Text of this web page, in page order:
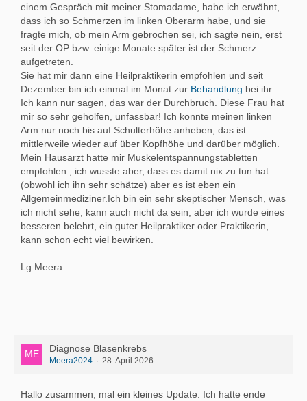
einem Gespräch mit meiner Stomadame, habe ich erwähnt,
dass ich so Schmerzen im linken Oberarm habe, und sie
fragte mich, ob mein Arm gebrochen sei, ich sagte nein, erst
seit der OP bzw. einige Monate später ist der Schmerz
aufgetreten.
Sie hat mir dann eine Heilpraktikerin empfohlen und seit
Dezember bin ich einmal im Monat zur Behandlung bei ihr.
Ich kann nur sagen, das war der Durchbruch. Diese Frau hat
mir so sehr geholfen, unfassbar! Ich konnte meinen linken
Arm nur noch bis auf Schulterhöhe anheben, das ist
mittlerweile wieder auf über Kopfhöhe und darüber möglich.
Mein Hausarzt hatte mir Muskelentspannungstabletten
empfohlen , ich wusste aber, dass es damit nix zu tun hat
(obwohl ich ihn sehr schätze) aber es ist eben ein
Allgemeinmediziner.Ich bin ein sehr skeptischer Mensch, was
ich nicht sehe, kann auch nicht da sein, aber ich wurde eines
besseren belehrt, ein guter Heilpraktiker oder Praktikerin,
kann schon echt viel bewirken.
Lg Meera
Diagnose Blasenkrebs
Meera2024 28. April 2026
Hallo zusammen, mal ein kleines Update. Ich hatte ende